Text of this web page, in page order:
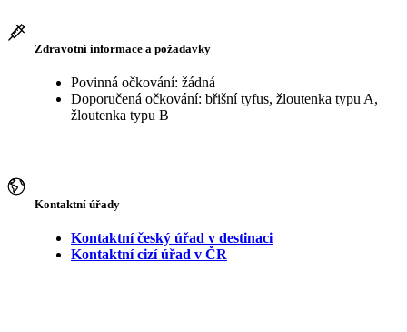
Zdravotní informace a požadavky
Povinná očkování: žádná
Doporučená očkování: břišní tyfus, žloutenka typu A,
žloutenka typu B
Kontaktní úřady
Kontaktní český úřad v destinaci
Kontaktní cizí úřad v ČR